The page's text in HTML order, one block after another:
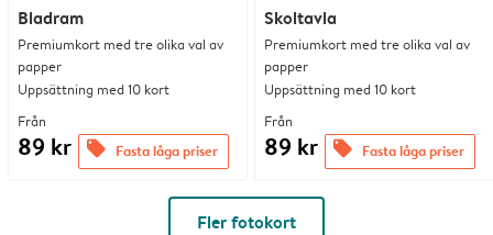
Bladram
Premiumkort med tre olika val av
papper
Uppsättning med 10 kort
Från
89 kr offers Fasta låga priser
Skoltavla
Premiumkort med tre olika val av
papper
Uppsättning med 10 kort
Från
89 kr offers Fasta låga priser
Fler fotokort